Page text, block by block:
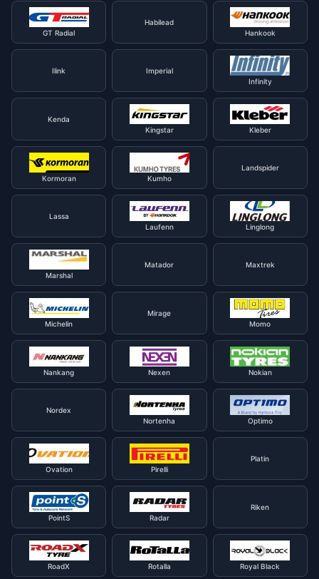
GT Radial
Habilead
Hankook
Ilink
Imperial
Infinity
Kenda
Kingstar
Kleber
Kormoran Kumho
Landspider
Lassa
Laufenn
Linglong
Marshal
Matador Maxtrek
Michelin
Mirage
Momo
Nankang Nexen Nokian
Nordex
Nortenha
Optimo
Ovation Pirelli
Platin
PointS Radar
Riken
RoadX Rotalla Royal Black